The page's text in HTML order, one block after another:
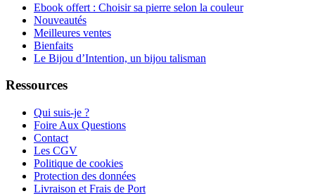
Ebook offert : Choisir sa pierre selon la couleur
Nouveautés
Meilleures ventes
Bienfaits
Le Bijou d’Intention, un bijou talisman
Ressources
Qui suis-je ?
Foire Aux Questions
Contact
Les CGV
Politique de cookies
Protection des données
Livraison et Frais de Port